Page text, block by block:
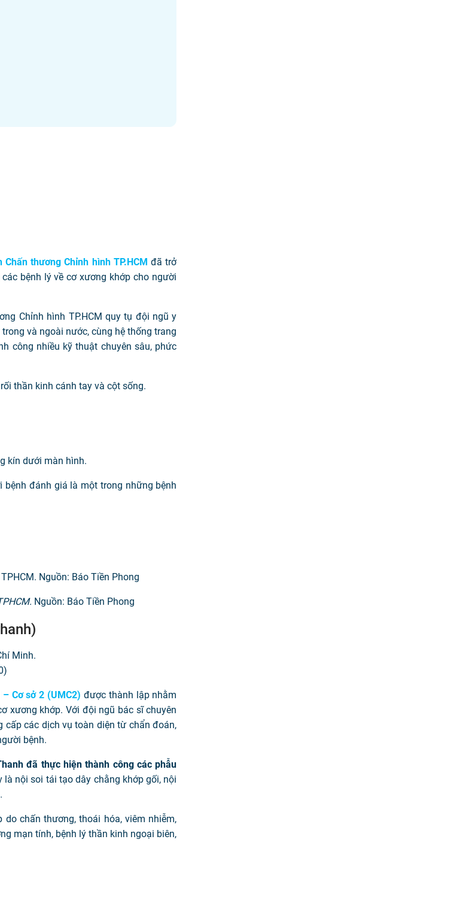
Chấn thương Chỉnh hình TP.HCM đã trở
bệnh lý về cơ xương khớp cho người
Chỉnh hình TP.HCM quy tụ đội ngũ y
và ngoài nước, cùng hệ thống trang
công nhiều kỹ thuật chuyên sâu, phức
thần kinh cánh tay và cột sống.
kín dưới màn hình.
đánh giá là một trong những bệnh
Nguồn: Báo Tiền Phong
Minh.
Cơ sở 2 (UMC2) được thành lập nhằm
xương khớp. Với đội ngũ bác sĩ chuyên
cấp các dịch vụ toàn diện từ chẩn đoán,
bệnh.
đã thực hiện thành công các phẫu
nội soi tái tạo dây chằng khớp gối, nội
chấn thương, thoái hóa, viêm nhiễm,
mạn tính, bệnh lý thần kinh ngoại biên,